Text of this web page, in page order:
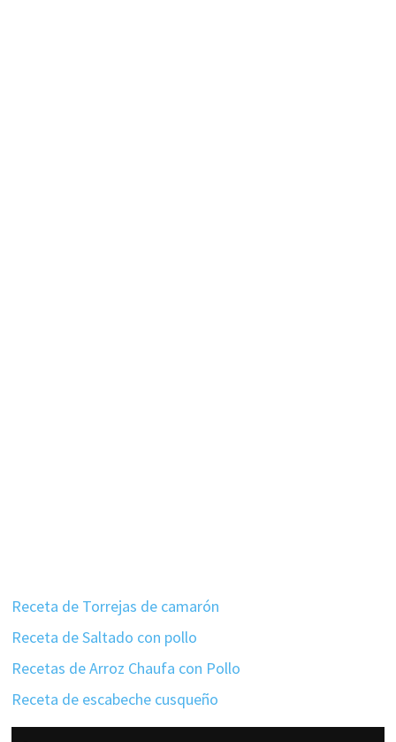
Receta de Torrejas de camarón
Receta de Saltado con pollo
Recetas de Arroz Chaufa con Pollo
Receta de escabeche cusqueño